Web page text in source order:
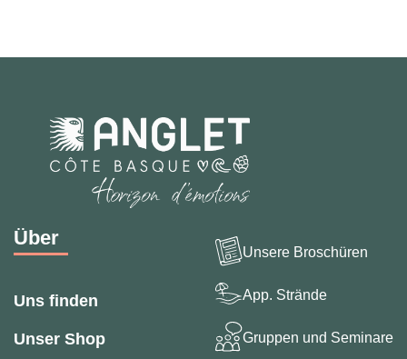
Über
Uns finden
Unser Shop
Unsere Broschüren
App. Strände
Gruppen und Seminare